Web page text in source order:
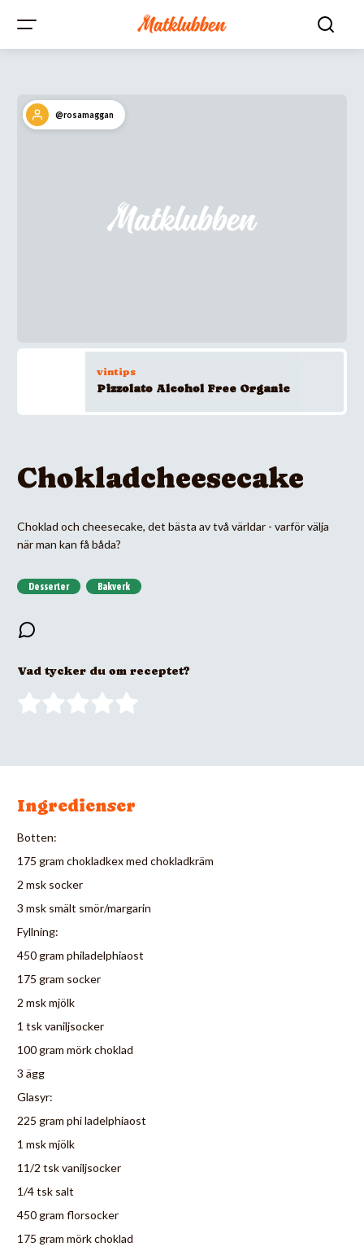
@rosamaggan
vintips
Pizzolato Alcohol Free Organic
Chokladcheesecake
Choklad och cheesecake, det bästa av två världar - varför välja
när man kan få båda?
Desserter Bakverk
Vad tycker du om receptet?
Ingredienser
Botten:
175 gram chokladkex med chokladkräm
2 msk socker
3 msk smält smör/margarin
Fyllning:
450 gram philadelphiaost
175 gram socker
2 msk mjölk
1 tsk vaniljsocker
100 gram mörk choklad
3 ägg
Glasyr:
225 gram phi ladelphiaost
1 msk mjölk
11/2 tsk vaniljsocker
1/4 tsk salt
450 gram florsocker
175 gram mörk choklad